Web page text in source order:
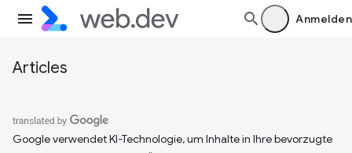
Anmelden
Articles
Google verwendet KI-Technologie, um Inhalte in Ihre bevorzugte